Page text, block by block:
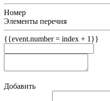
Номер
Элементы перечня
{{event.number = index + 1}}
Добавить